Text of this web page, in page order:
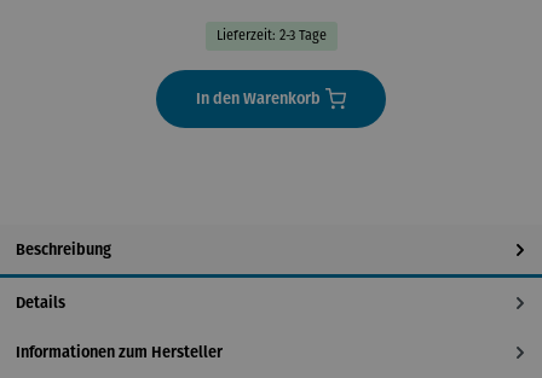
Lieferzeit: 2-3 Tage
In den Warenkorb
Beschreibung
Details
Informationen zum Hersteller